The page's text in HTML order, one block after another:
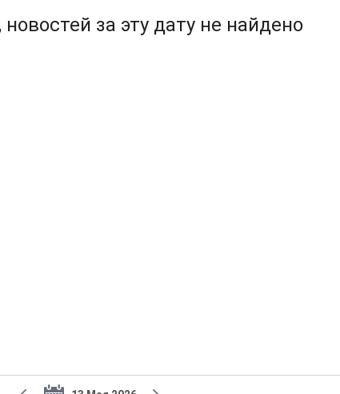
за эту дату не найдено